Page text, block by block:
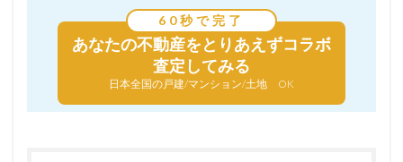
60秒で完了
あなたの不動産をとりあえずコラボ
査定してみる
日本全国の戸建/マンション/土地 OK